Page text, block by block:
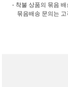
- 착불 상품의 묶음
묶음배송 문의는